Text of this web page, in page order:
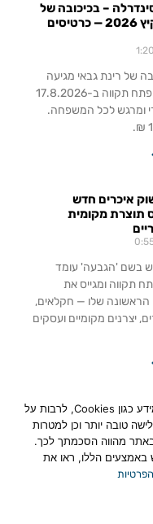
– בכיכובה של
רינת גבאי – קיץ 2026 — כרטיסים
של רינת גבאי מגיעה
להיכל התרבות פתח תקווה ב-17.8.2026
ומרגש לכל המשפחה.
איכרים חדש
תוצרת מקומית
בשם 'הגבעה' עומד
תקווה ומגייס את
הראשונה שלו — חקלאים,
יצרנים מקומיים ועסקים
תקווה: מוזיאון
מציג תערוכה
מגורים בכפר גנים
לאמנות יוצא מחוץ
התערוכה הקבוצתית "נוי"
באתר זה נעשה שימוש בטכנולוגיות איסוף מידע כגון Cookies, לרבות על
טובה יותר וכן למטרות
באתר מהווה הסכמתך לכך.
באמצעים הללו, ראו את